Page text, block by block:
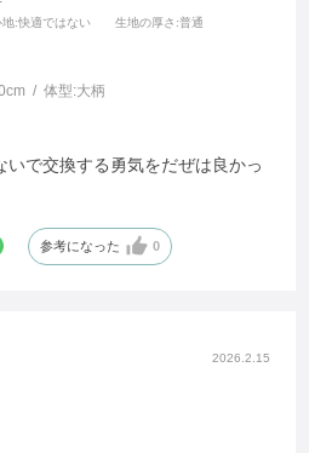
地:快適ではない 生地の厚さ :普通
体型:大柄
いで交換する勇気をだぜは良かっ
参考になった 0
2026.2.15